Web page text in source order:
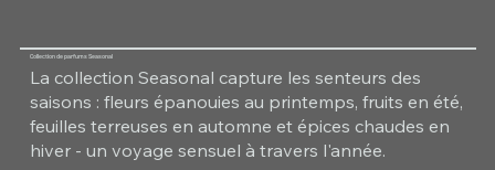
Collection de parfums Seasonal
La collection Seasonal capture les senteurs des
saisons : fleurs épanouies au printemps, fruits en été,
feuilles terreuses en automne et épices chaudes en
hiver - un voyage sensuel à travers l'année.